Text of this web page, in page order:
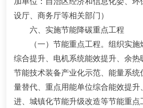
设厅、商务厅等相关部门）
六、实施节能降碳重点工程
（一）节能重点工程。组织实施
综合提升、电机系统能效提升、余热
节能技术装备产业化示范、能量系统
量替代、重点用能单位综合能效提升
进、城镇化节能升级改造等节能重点